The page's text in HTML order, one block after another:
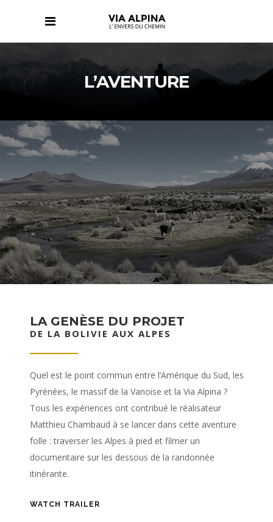
L’AVENTURE
LA GENÈSE DU PROJET
DE LA BOLIVIE AUX ALPES
Quel est le point commun entre l’Amérique du Sud, les
Pyrénées, le massif de la Vanoise et la Via Alpina ?
Tous les expériences ont contribué le réalisateur
Matthieu Chambaud à se lancer dans cette aventure
folle : traverser les Alpes à pied et filmer un
documentaire sur les dessous de la randonnée
itinérante.
WATCH TRAILER